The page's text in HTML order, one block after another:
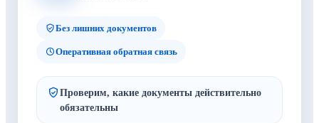
Без лишних документов
Оперативная обратная связь
Проверим, какие документы действительно
обязательны